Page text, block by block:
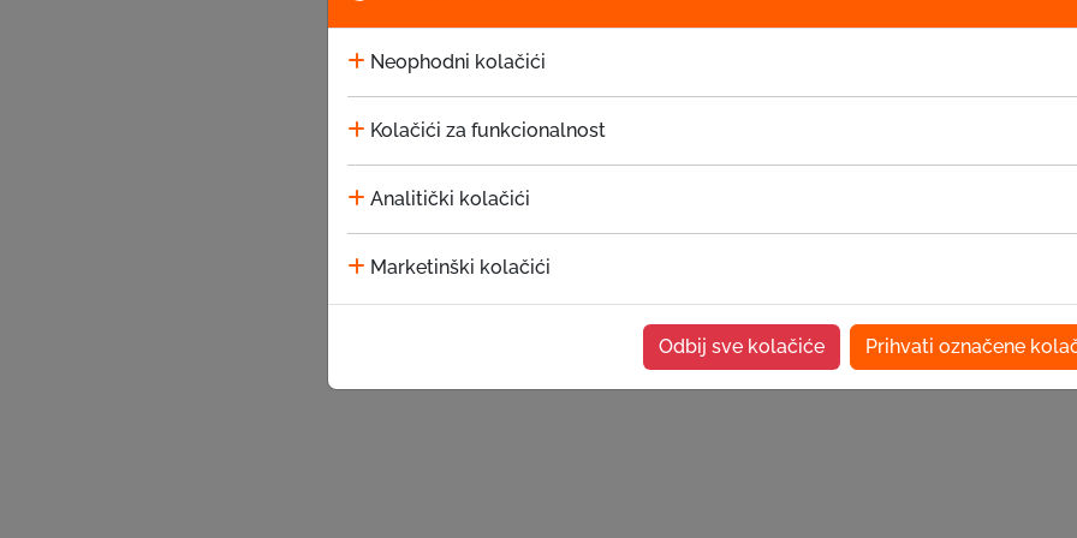
Neophodni kolačići
Kolačići za funkcionalnost
Analitički kolačići
Marketinški kolačići
Odbij sve kolačiće Prihvati označene